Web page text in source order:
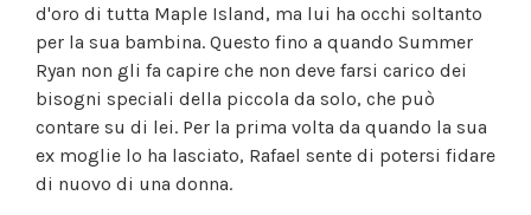
d'oro di tutta Maple Island, ma lui ha occhi soltanto
per la sua bambina. Questo fino a quando Summer
Ryan non gli fa capire che non deve farsi carico dei
bisogni speciali della piccola da solo, che può
contare su di lei. Per la prima volta da quando la sua
ex moglie lo ha lasciato, Rafael sente di potersi fidare
di nuovo di una donna.